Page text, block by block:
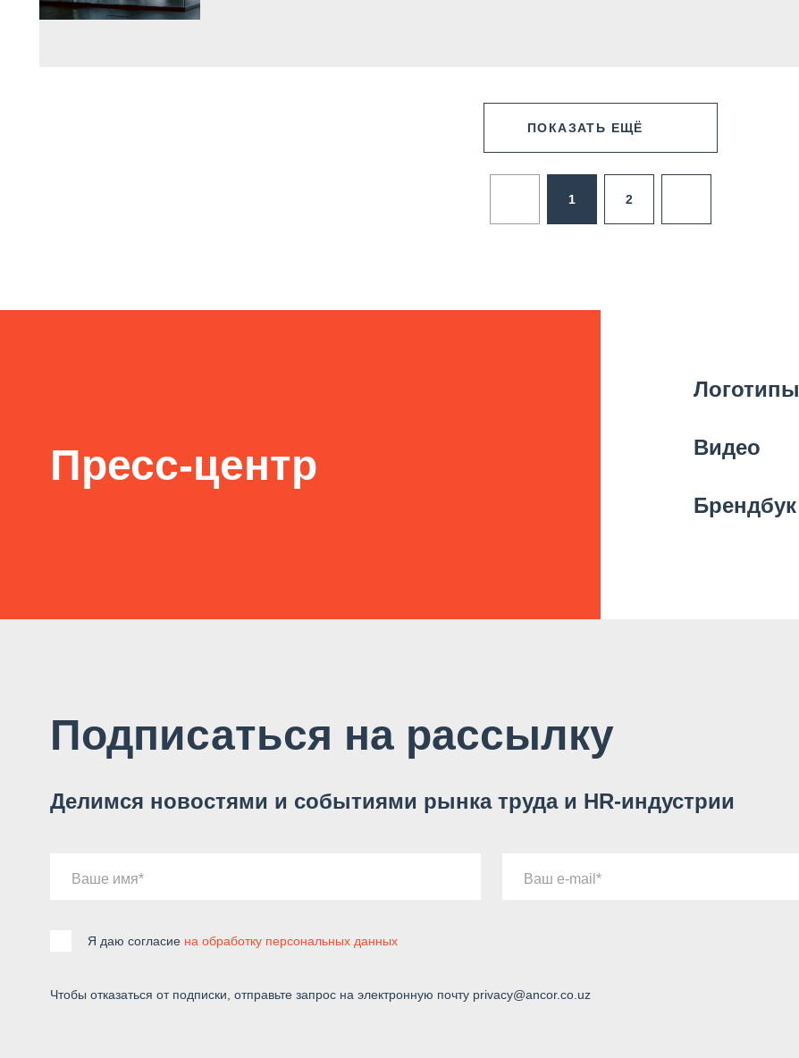
ПОКАЗАТЬ ЕЩЁ
1 2
Пресс-центр
Логотипы
Видео
Брендбук
Подписаться на рассылку
Делимся новостями и событиями рынка труда и HR-индустрии
Ваше имя Ваш e-mail
Я даю согласие на обработку персональных данных
Чтобы отказаться от подписки, отправьте запрос на электронную почту privacy@ancor.co.uz